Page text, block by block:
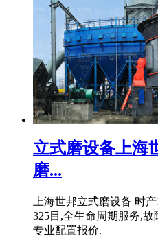
立式磨设备上海
磨...
上海世邦立式磨设备 时
325目,全生命周期服务,
专业配置报价.